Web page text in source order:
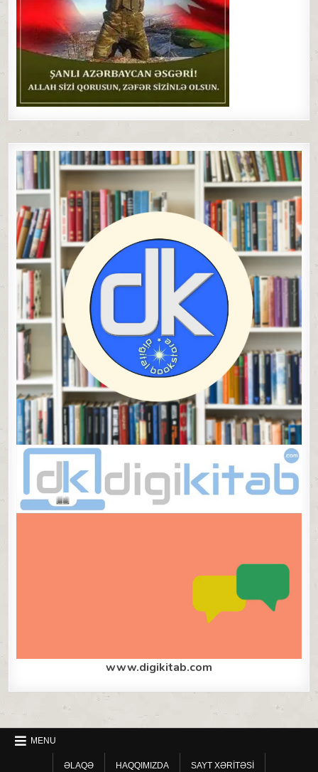
www.digikitab.com
MENU
ƏLAQƏ HAQQIMIZDA SAYT XƏRITƏSI